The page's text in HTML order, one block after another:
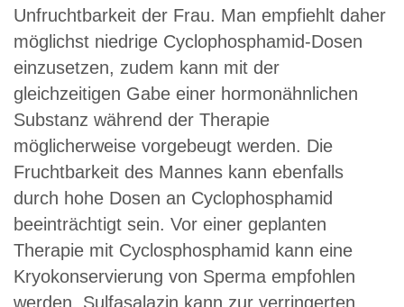
Unfruchtbarkeit der Frau. Man empfiehlt daher
möglichst niedrige Cyclophosphamid-Dosen
einzusetzen, zudem kann mit der
gleichzeitigen Gabe einer hormonähnlichen
Substanz während der Therapie
möglicherweise vorgebeugt werden. Die
Fruchtbarkeit des Mannes kann ebenfalls
durch hohe Dosen an Cyclophosphamid
beeinträchtigt sein. Vor einer geplanten
Therapie mit Cyclosphosphamid kann eine
Kryokonservierung von Sperma empfohlen
werden. Sulfasalazin kann zur verringerten